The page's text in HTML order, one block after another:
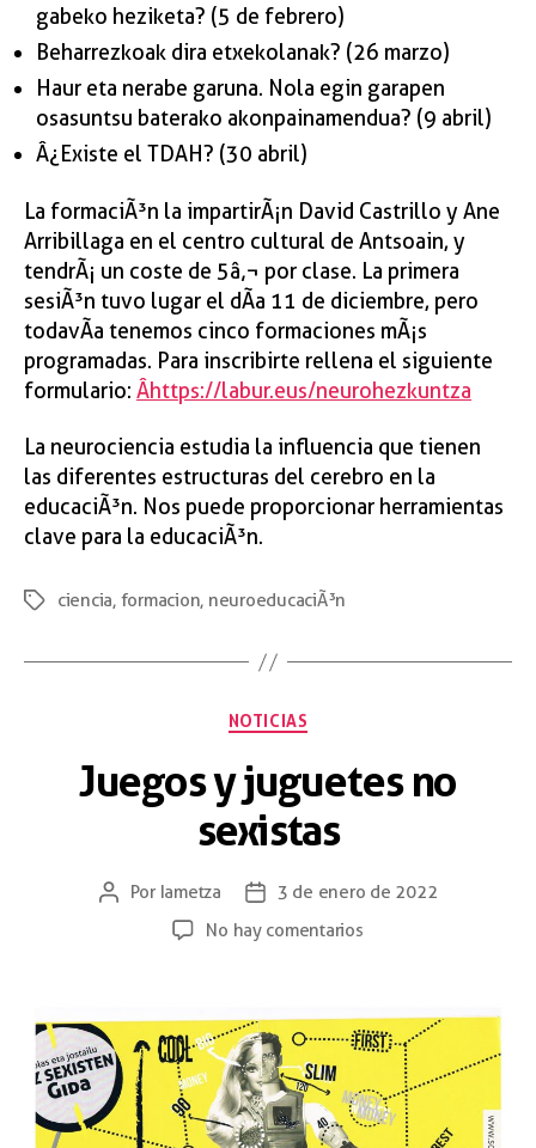
gabeko heziketa? (5 de febrero)
Beharrezkoak dira etxekolanak? (26 marzo)
Haur eta nerabe garuna. Nola egin garapen
osasuntsu baterako akonpainamendua? (9 abril)
Â¿Existe el TDAH? (30 abril)
La formaciÃ³n la impartirÃ¡n David Castrillo y Ane
Arribillaga en el centro cultural de Antsoain, y
tendrÃ¡ un coste de 5â‚¬ por clase. La primera
sesiÃ³n tuvo lugar el dÃ­a 11 de diciembre, pero
todavÃ­a tenemos cinco formaciones mÃ¡s
programadas. Para inscribirte rellena el siguiente
formulario: Âhttps://labur.eus/neurohezkuntza
La neurociencia estudia la influencia que tienen
las diferentes estructuras del cerebro en la
educaciÃ³n. Nos puede proporcionar herramientas
clave para la educaciÃ³n.
ciencia, formacion, neuroeducaciÃ³n
NOTICIAS
Juegos y juguetes no
sexistas
Por Iametza
3 de enero de 2022
No hay comentarios